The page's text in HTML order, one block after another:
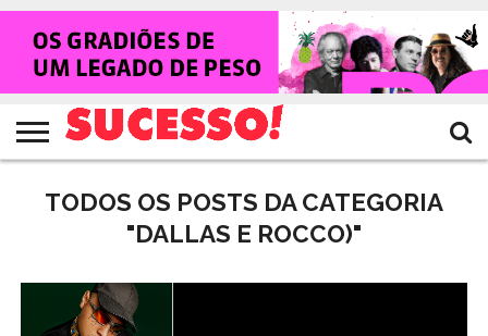
HOME
NOTÍCIAS
SHOWS
ENTREVISTAS
CLIQUES
RANKING
CROWLEY
TV
SUCESSO!
REVISTA
SUCESSO!
TODOS OS POSTS DA CATEGORIA
"DALLAS E ROCCO)"